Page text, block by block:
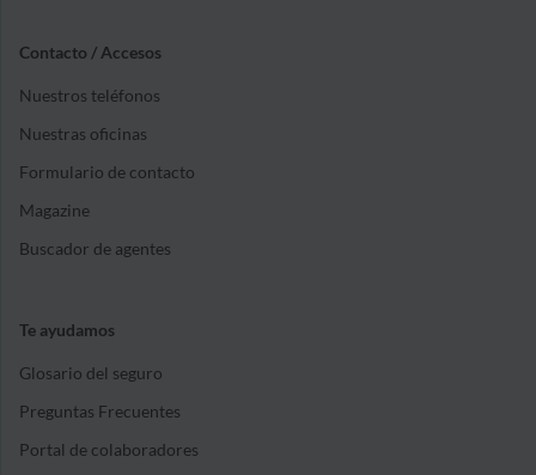
Contacto / Accesos
Nuestros teléfonos
Nuestras oficinas
Formulario de contacto
Magazine
Buscador de agentes
Te ayudamos
Glosario del seguro
Preguntas Frecuentes
Portal de colaboradores